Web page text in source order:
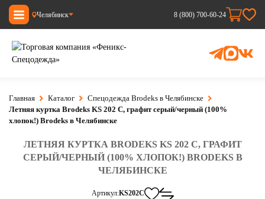
Челябинск 8 (800) 700-60-24
Главная Каталог
Спецодежда Brodeks в Челябинске
Летняя куртка Brodeks KS 202 C, графит серый/черный (100%
хлопок!) Brodeks в Челябинске
ЛЕТНЯЯ КУРТКА BRODEKS KS 202 C, ГРАФИТ
СЕРЫЙ/ЧЕРНЫЙ (100% ХЛОПОК!) BRODEKS В
ЧЕЛЯБИНСКЕ
Артикул:KS202C